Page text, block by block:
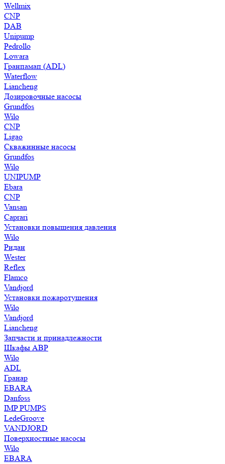
Wellmix
CNP
DAB
Unipump
Pedrollo
Lowara
Гранпамап (ADL)
Waterflow
Liancheng
Дозировочные насосы
Grundfos
Wilo
CNP
Ligao
Скважинные насосы
Grundfos
Wilo
UNIPUMP
Ebara
CNP
Vansan
Caprari
Установки повышения давления
Wilo
Ридан
Wester
Reflex
Flamco
Vandjord
Установки пожаротушения
Wilo
Vandjord
Liancheng
Запчасти и принадлежности
Шкафы АВР
Wilo
ADL
Гранар
EBARA
Danfoss
IMP PUMPS
LedeGroove
VANDJORD
Поверхностные насосы
Wilo
EBARA